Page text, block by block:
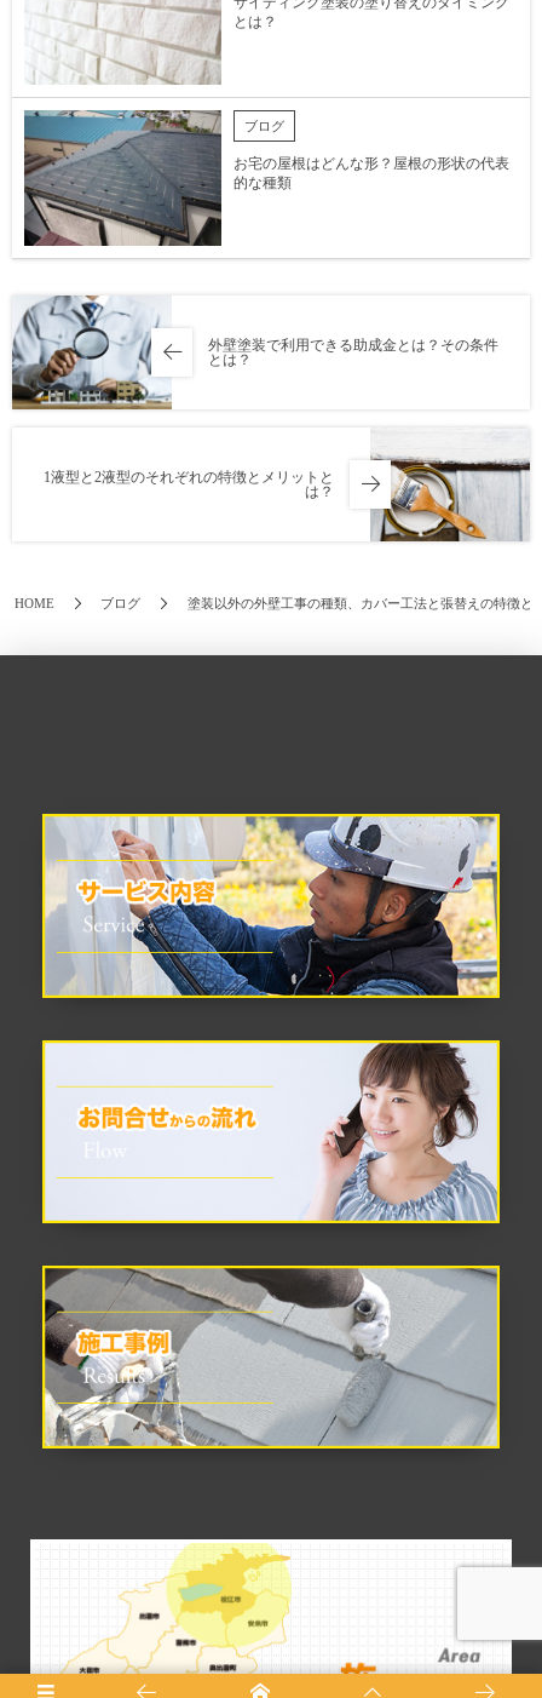
とは？
ブログ
お宅の屋根はどんな形？屋根の形状の代表
的な種類
外壁塗装で利用できる助成金とは？その条件
とは？
1液型と2液型のそれぞれの特徴とメリットと
は？
HOME ブログ 塗装以外の外壁工事の種類、カバー工法と張替えの特徴と